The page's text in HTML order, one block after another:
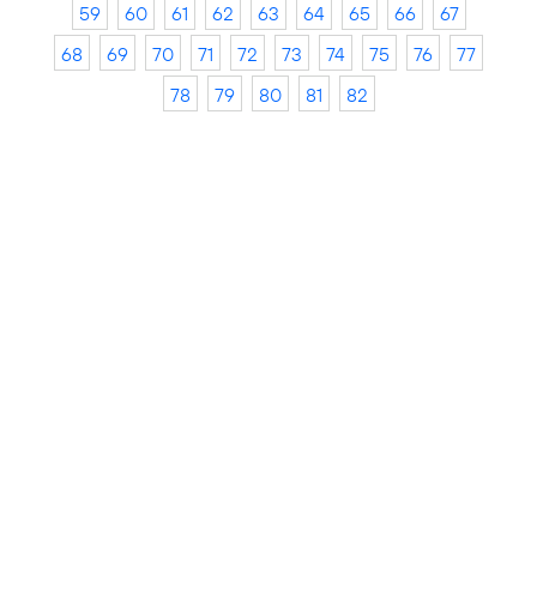
59
60 61 62 63 64 65 66
67
68
69 70 71 72 73 74 75 76
77
78
79 80 81 82